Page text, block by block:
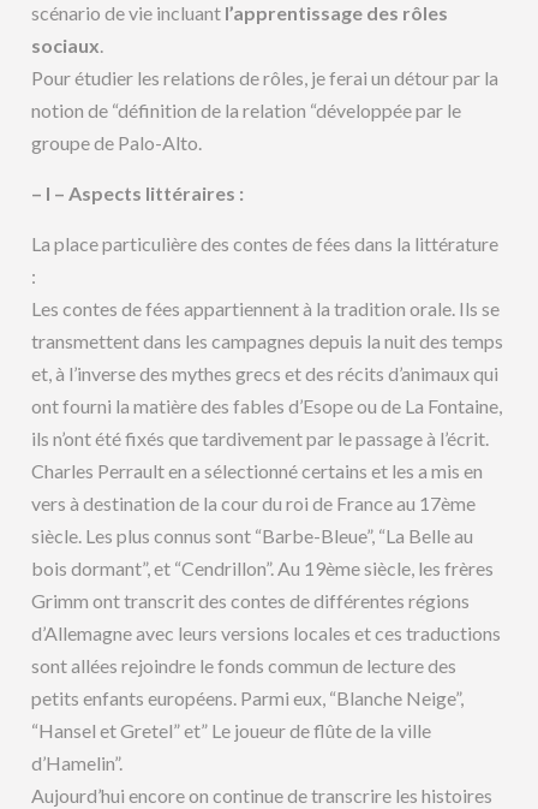
scénario de vie incluant l’apprentissage des rôles
sociaux.
Pour étudier les relations de rôles, je ferai un détour par la
notion de “définition de la relation “développée par le
groupe de Palo-Alto.
– I – Aspects littéraires :
La place particulière des contes de fées dans la littérature
:
Les contes de fées appartiennent à la tradition orale. Ils se
transmettent dans les campagnes depuis la nuit des temps
et, à l’inverse des mythes grecs et des récits d’animaux qui
ont fourni la matière des fables d’Esope ou de La Fontaine,
ils n’ont été fixés que tardivement par le passage à l’écrit.
Charles Perrault en a sélectionné certains et les a mis en
vers à destination de la cour du roi de France au 17ème
siècle. Les plus connus sont “Barbe-Bleue”, “La Belle au
bois dormant”, et “Cendrillon”. Au 19ème siècle, les frères
Grimm ont transcrit des contes de différentes régions
d’Allemagne avec leurs versions locales et ces traductions
sont allées rejoindre le fonds commun de lecture des
petits enfants européens. Parmi eux, “Blanche Neige”,
“Hansel et Gretel” et” Le joueur de flûte de la ville
d’Hamelin”.
Aujourd’hui encore on continue de transcrire les histoires